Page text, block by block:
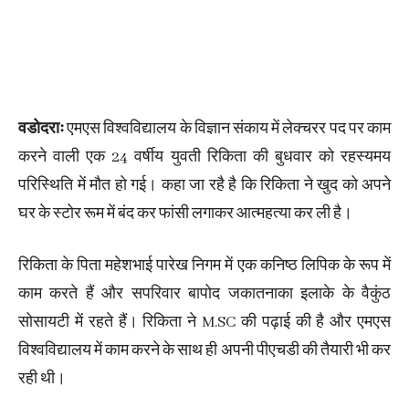
वडोदराःएमएस विश्वविद्यालय के विज्ञान संकाय में लेक्चरर पद पर काम
करने वाली एक 24 वर्षीय युवती रिकिता की बुधवार को रहस्यमय
परिस्थिति में मौत हो गई। कहा जा रहै है कि रिकिता ने खुद को अपने
घर के स्टोर रूम में बंद कर फांसी लगाकर आत्महत्या कर ली है।
रिकिता के पिता महेशभाई पारेख निगम में एक कनिष्ठ लिपिक के रूप में
काम करते हैं और सपरिवार बापोद जकातनाका इलाके के वैकुंठ
सोसायटी में रहते हैं। रिकिता ने M.SC की पढ़ाई की है और एमएस
विश्वविद्यालय में काम करने के साथ ही अपनी पीएचडी की तैयारी भी कर
रही थी।